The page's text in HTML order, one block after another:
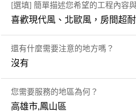
[選填] 簡單描述您希望的工程內容
喜歡現代風、北歐風，房間超
還有什麼需要注意的地方嗎？
沒有
您需要服務的地區為何？
高雄市,鳳山區